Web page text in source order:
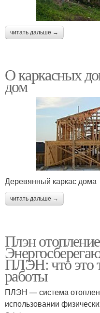
читать дальше →
О каркасных
дом
Деревянный каркас дома
читать дальше →
Плэн
ПЛЭН: что это
работы
ПЛЭН — система
использовании